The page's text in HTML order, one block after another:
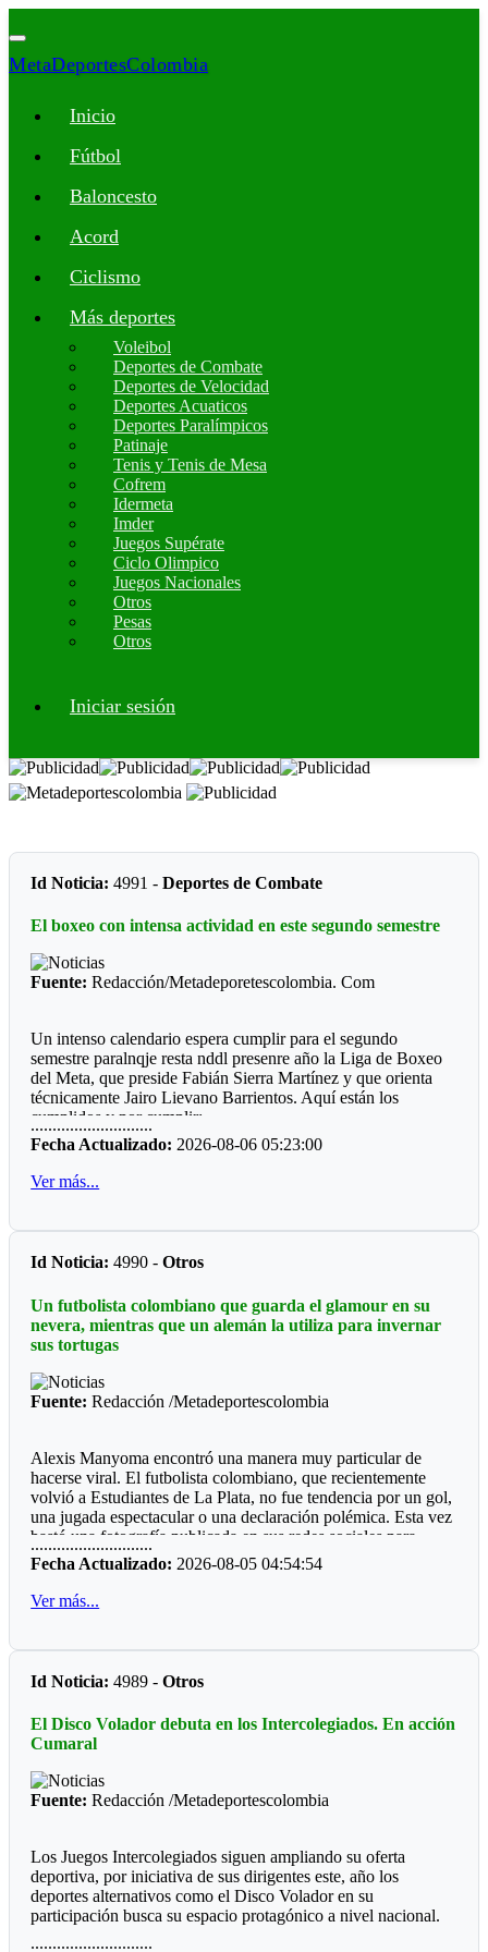
MetaDeportesColombia
Inicio
Fútbol
Baloncesto
Acord
Ciclismo
Más deportes
Voleibol
Deportes de Combate
Deportes de Velocidad
Deportes Acuaticos
Deportes Paralímpicos
Patinaje
Tenis y Tenis de Mesa
Cofrem
Idermeta
Imder
Juegos Supérate
Ciclo Olimpico
Juegos Nacionales
Otros
Pesas
Otros
Iniciar sesión
Id Noticia: 4991 -Deportes de Combate
El boxeo con intensa actividad en este segundo semestre
Fuente: Redacción/Metadeporetescolombia. Com
Un intenso calendario espera cumplir para el segundo
semestre paralnqje resta nddl presenre año la Liga de Boxeo
del Meta, que preside Fabián Sierra Martínez y que orienta
técnicamente Jairo Lievano Barrientos. Aquí están los
cumplidos y por cumplir:
"Guamal *
El pasado fin de semana se cumplió en el polideportivo del
patrocinada por el alcalde a José Fernando Peña Rabelo y
comunidad deportiva, hubo dos pantallas LED, sonido
profesional, juego de luces, quince combates y una buena
asistencia de público.
*Mesetas *
un campeonato de departamental, ya que hace presencia la
gran mayoría municipios do de hay boxeo.
Por qué será, que las entidades deporte, ya sean del orden
departamental o municipal le hacen "el feo" a eventos, que
valen la pena ver los recursos del Estado bien invertidos.
............................
Fecha Actualizado: 2026-08-06 05:23:00
Ver más...
Id Noticia: 4990 -Otros
Un futbolista colombiano que guarda el glamour en su
nevera, mientras que un alemán la utiliza para invernar
sus tortugas
Fuente: Redacción /Metadeportescolombia
Alexis Manyoma encontró una manera muy particular de
hacerse viral. El futbolista colombiano, que recientemente
volvió a Estudiantes de La Plata, no fue tendencia por un gol,
una jugada espectacular o una declaración polémica. Esta vez
bastó una fotografía publicada en sus redes sociales para
despertar la curiosidad de miles de personas: un refrigerador
completamente lleno de perfumes.
La imagen sorprendió porque, al abrir la nevera, no aparecían
distintas fragancias perfectamente acomodados en los
compartimentos. Mientras muchos deportistas presumen
autos, relojes o camisetas, Manyoma llamó la atención
habitual de conservarla.
*Reacciones*
Como era de esperarse, las redes sociales reaccionaron de
almorzaría un perfume de la marca Lattafa, mientras algunos
recordaron la famosa frase de Teófilo Gutiérrez: “Perfume
europeo, papi”. En pocas horas, la publicación acumuló miles
de reacciones.
............................
Fecha Actualizado: 2026-08-05 04:54:54
Ver más...
Id Noticia: 4989 -Otros
El Disco Volador debuta en los Intercolegiados. En acción
Cumaral
Fuente: Redacción /Metadeportescolombia
Los Juegos Intercolegiados siguen ampliando su oferta
deportiva, por iniciativa de sus dirigentes este, año los
deportes alternativos como el Disco Volador en su
participación busca su espacio protagónico a nivel nacional.
............................